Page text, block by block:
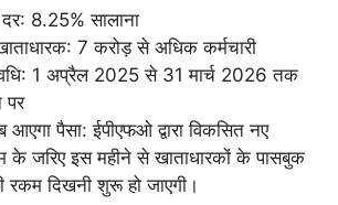
दर: 8.25% सालाना
7 करोड़ से अधिक कर्मचारी
1 अप्रैल 2025 से 31 मार्च 2026 तक
पर
पैसा: ईपीएफओ द्वारा विकसित नए
के जरिए इस महीने से खाताधारकों के पासबुक
रकम दिखनी शुरू हो जाएगी।